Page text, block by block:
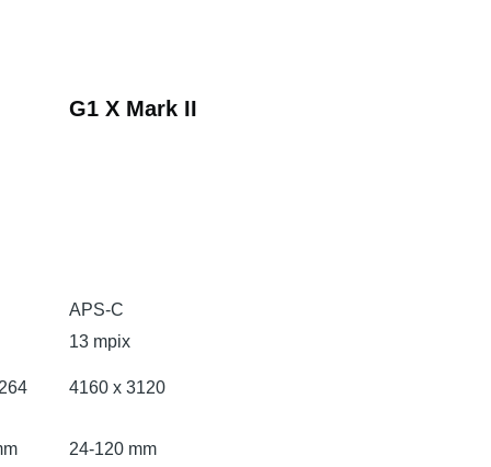
G1 X Mark II
APS-C
13 mpix
4160 x 3120
24-120 mm